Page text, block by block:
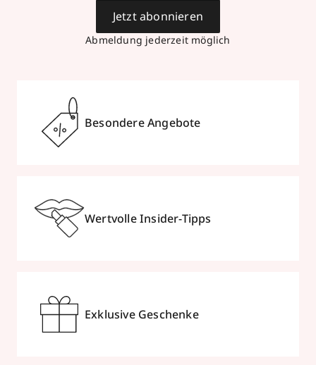
Abmeldung jederzeit möglich
Jetzt abonnieren
Besondere Angebote
Wertvolle Insider-Tipps
Exklusive Geschenke